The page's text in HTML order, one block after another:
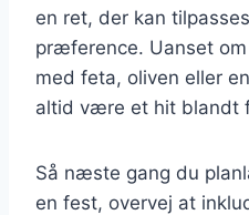
en ret, der kan
præference. Uanset
med feta, oliven eller
altid være et hit blandt
Så næste gang du
en fest, overvej at